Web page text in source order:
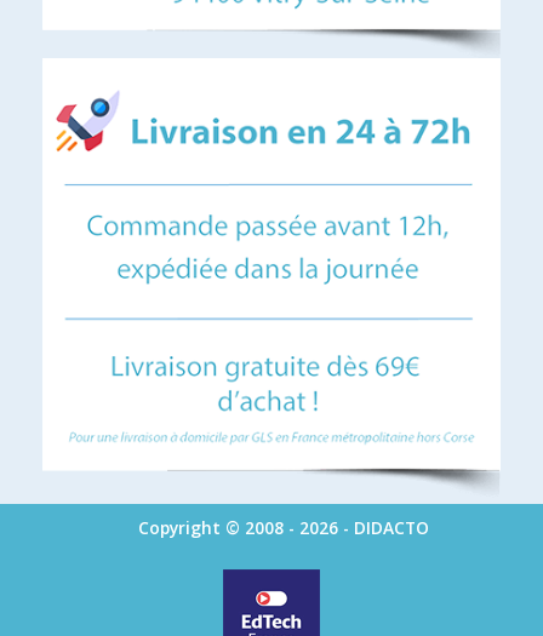
Copyright © 2008 - 2026 - DIDACTO